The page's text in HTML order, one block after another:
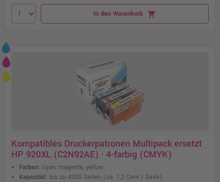
In den Warenkorb shopping_cart
Kompatibles Druckerpatronen Multipack ersetzt
HP 920XL (C2N92AE) · 4-farbig (CMYK)
Farben: cyan, magenta, yellow
Kapazität: bis zu 4200 Seiten (ca. 1,3 Cent / Seite)